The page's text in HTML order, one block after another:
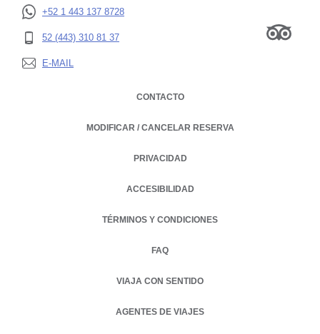
+52 1 443 137 8728
52 (443) 310 81 37
E-MAIL
CONTACTO
MODIFICAR / CANCELAR RESERVA
PRIVACIDAD
OPENS IN A NEW TAB.
ACCESIBILIDAD
TÉRMINOS Y CONDICIONES
FAQ
VIAJA CON SENTIDO
AGENTES DE VIAJES